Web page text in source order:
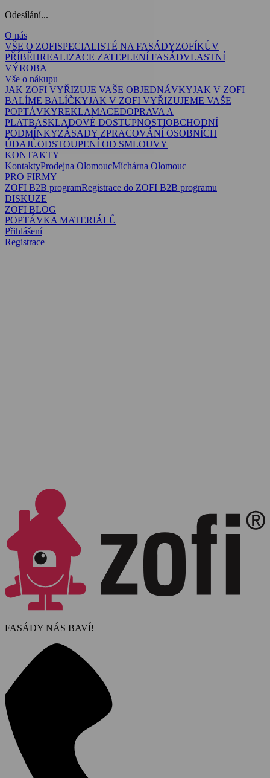
Odesílání...
O nás
VŠE O ZOFISPECIALISTÉ NA FASÁDYZOFÍKŮV
PŘÍBĚHREALIZACE ZATEPLENÍ FASÁDVLASTNÍ
VÝROBA
Vše o nákupu
JAK ZOFI VYŘIZUJE VAŠE OBJEDNÁVKYJAK V ZOFI
BALÍME BALÍČKYJAK V ZOFI VYŘIZUJEME VAŠE
POPTÁVKYREKLAMACEDOPRAVA A
PLATBASKLADOVÉ DOSTUPNOSTIOBCHODNÍ
PODMÍNKYZÁSADY ZPRACOVÁNÍ OSOBNÍCH
ÚDAJŮODSTOUPENÍ OD SMLOUVY
KONTAKTY
KontaktyProdejna OlomoucMíchárna Olomouc
PRO FIRMY
ZOFI B2B programRegistrace do ZOFI B2B programu
DISKUZE
ZOFI BLOG
POPTÁVKA MATERIÁLŮ
Přihlášení
Registrace
FASÁDY NÁS BAVÍ!